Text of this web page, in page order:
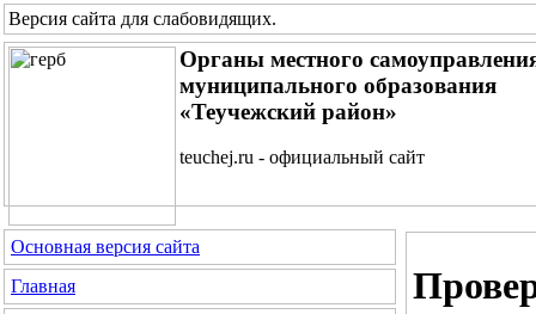
Версия сайта для слабовидящих.
Органы местного
муниципального образования
«Теучежский район»
teuchej.ru - официальный сайт
Основная версия сайта
Главная